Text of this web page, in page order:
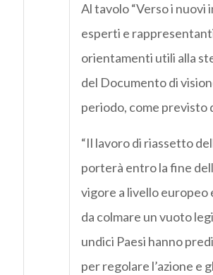
Al tavolo “Verso i
esperti e
orientamenti utili alla
del Documento di
periodo, come previsto
“Il lavoro di riassetto
porterà entro la fine
vigore a livello europeo
da colmare un vuoto
undici Paesi hanno
per regolare l’azione e